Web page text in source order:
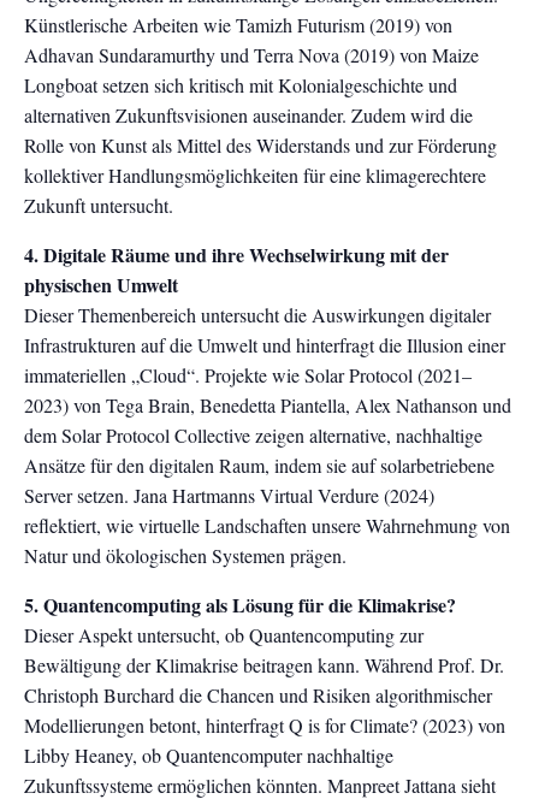
Künstlerische Arbeiten wie Tamizh Futurism (2019) von
Adhavan Sundaramurthy und Terra Nova (2019) von Maize
Longboat setzen sich kritisch mit Kolonialgeschichte und
alternativen Zukunftsvisionen auseinander. Zudem wird die
Rolle von Kunst als Mittel des Widerstands und zur Förderung
kollektiver Handlungsmöglichkeiten für eine klimagerechtere
Zukunft untersucht.
4. Digitale Räume und ihre Wechselwirkung mit der
physischen Umwelt
Dieser Themenbereich untersucht die Auswirkungen digitaler
Infrastrukturen auf die Umwelt und hinterfragt die Illusion einer
immateriellen „Cloud“. Projekte wie Solar Protocol (2021–
2023) von Tega Brain, Benedetta Piantella, Alex Nathanson und
dem Solar Protocol Collective zeigen alternative, nachhaltige
Ansätze für den digitalen Raum, indem sie auf solarbetriebene
Server setzen. Jana Hartmanns Virtual Verdure (2024)
reflektiert, wie virtuelle Landschaften unsere Wahrnehmung von
Natur und ökologischen Systemen prägen.
5. Quantencomputing als Lösung für die Klimakrise?
Dieser Aspekt untersucht, ob Quantencomputing zur
Bewältigung der Klimakrise beitragen kann. Während Prof. Dr.
Christoph Burchard die Chancen und Risiken algorithmischer
Modellierungen betont, hinterfragt Q is for Climate? (2023) von
Libby Heaney, ob Quantencomputer nachhaltige
Zukunftssysteme ermöglichen könnten. Manpreet Jattana sieht